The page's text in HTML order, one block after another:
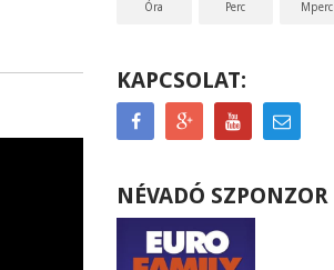
Óra Perc Mperc
KAPCSOLAT:
NÉVADÓ SZPONZOR